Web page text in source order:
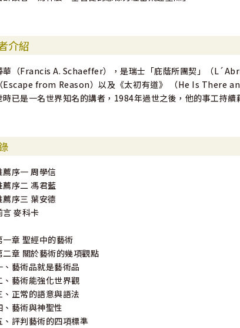
介紹
華（Francis A. Schaeffer），是瑞士「庇蔭所團契」（
Escape from Reason）以及《太初有道》 （He Is There
時已是一名世界知名的講者，1984年過世之後，他的事工持續
薦序一 周學信
薦序二 馮君藍
薦序三 葉安德
言 麥科卡
一章 聖經中的藝術
二章 關於藝術的幾項觀點
、藝術品就是藝術品
、藝術能強化世界觀
、正常的語意與語法
、藝術與神聖性
、評判藝術的四項標準